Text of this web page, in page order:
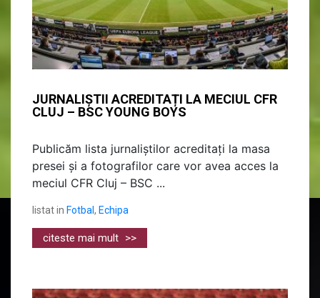
JURNALIȘTII ACREDITAȚI LA MECIUL CFR
CLUJ – BSC YOUNG BOYS
Publicăm lista jurnaliștilor acreditați la masa
presei și a fotografilor care vor avea acces la
meciul CFR Cluj – BSC ...
listat in Fotbal, Echipa
citeste mai mult >>